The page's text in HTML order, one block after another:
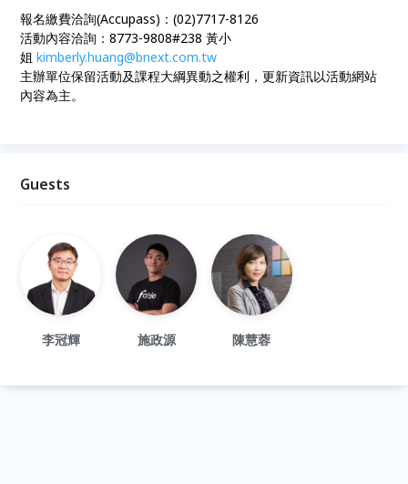
報名繳費洽詢(Accupass)：(02)7717-8126
活動內容洽詢：8773-9808#238 黃小
姐kimberly.huang@bnext.com.tw
主辦單位保留活動及課程大綱異動之權利，更新資訊以活動網站
內容為主。
Guests
李冠輝 施政源 陳慧蓉